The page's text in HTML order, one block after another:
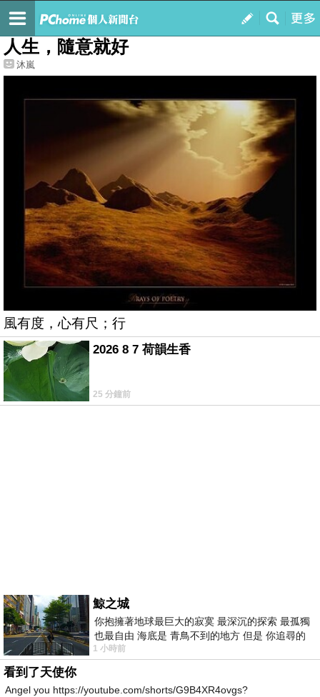
我的
最新文章
人生，隨意就好
沐嵐
風有度，心有尺；行
2026 8 7 荷韻生香
25 分鐘前
鯨之城
你抱擁著地球最巨大的寂寞 最深沉的探索 最孤獨
也最自由 海底是 青鳥不到的地方 但是 你追尋的
幸福 可以比珍珠更
1 小時前
看到了天使你
Angel you https://youtube.com/shorts/G9B4XR4ovgs?